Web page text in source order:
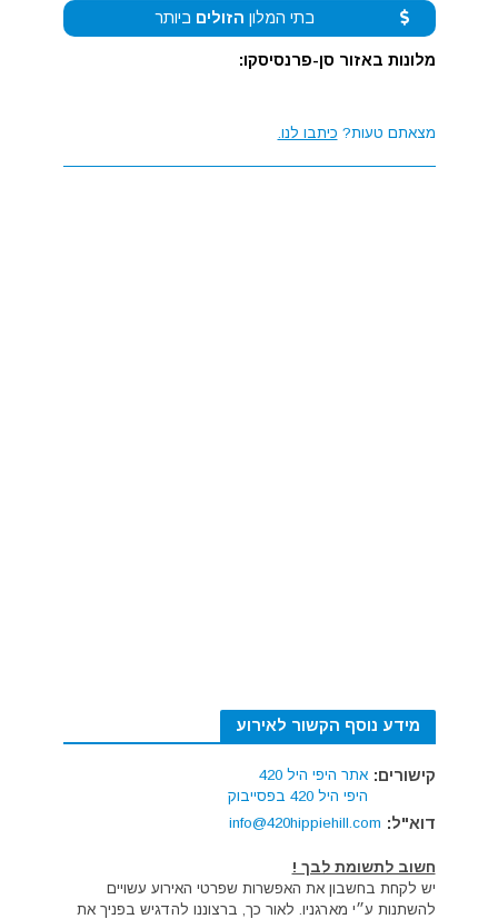
בתי המלון הזולים ביותר
מלונות באזור סן-פרנסיסקו:
מצאתם טעות? כיתבו לנו.
מידע נוסף הקשור לאירוע
קישורים: אתר היפי היל 420
היפי היל 420 בפסייבוק
דוא"ל: info@420hippiehill.com
חשוב לתשומת לבך !
יש לקחת בחשבון את האפשרות שפרטי האירוע עשויים
להשתנות ע״י מארגניו. לאור כך, ברצוננו להדגיש בפניך את